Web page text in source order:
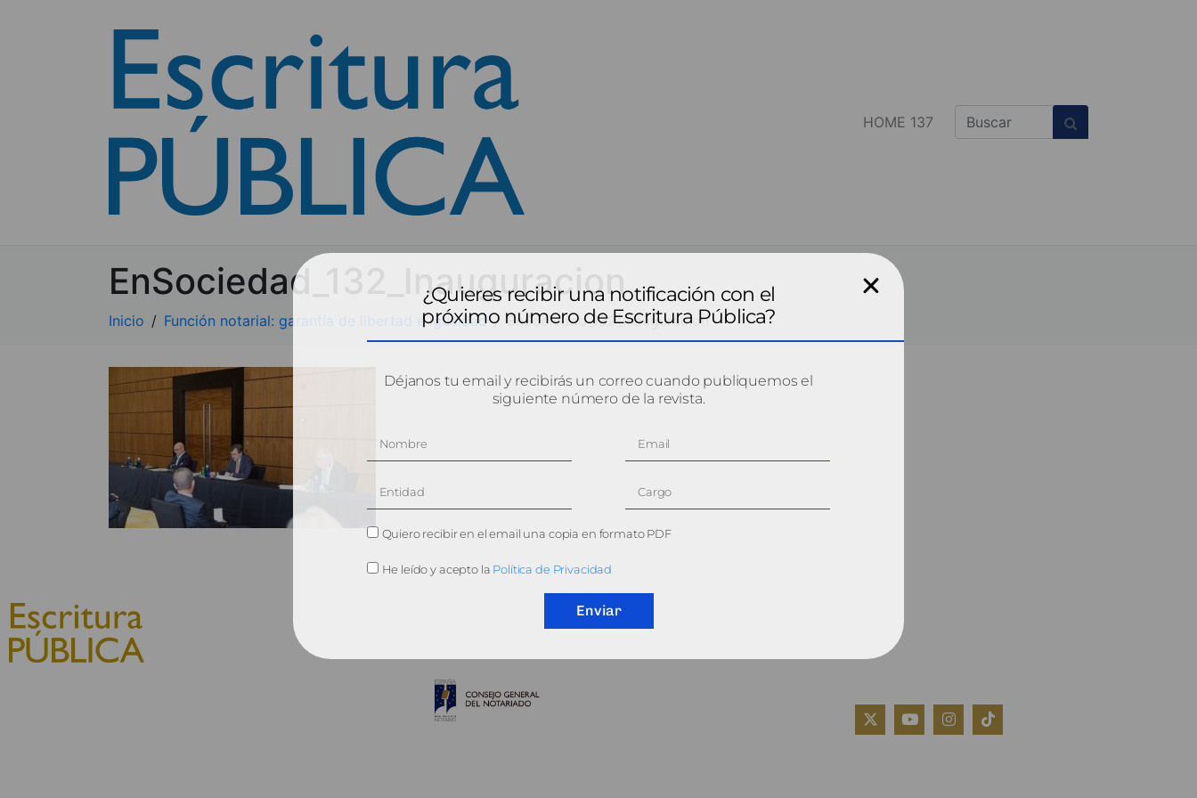
HOME 137
EnSociedad_132_Inauguracion
Inicio Función notarial: garantía de libertad e igualdad EnSociedad_132_Inauguracion
POLÍTICA DE COOKIES
¿Quieres recibir una notificación con el
próximo número de Escritura Pública?
Déjanos tu email y recibirás un correo cuando publiquemos el
siguiente número de la revista.
Quiero recibir en el email una copia en formato PDF
He leído y acepto la Política de Privacidad
Enviar